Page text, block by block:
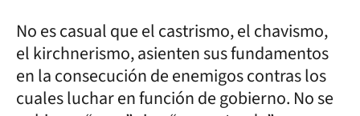
No es casual que el castrismo, el chavismo,
el kirchnerismo, asienten sus fundamentos
en la consecución de enemigos contras los
cuales luchar en función de gobierno. No se